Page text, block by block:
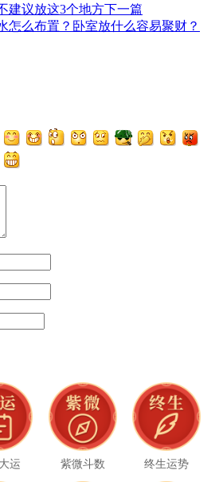
建议放这3个地方下一篇
怎么布置？卧室放什么容易聚财？
运 紫微斗数 终生运势